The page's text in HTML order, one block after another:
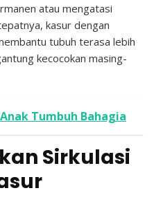
atau mengatasi
kasur dengan
tubuh terasa lebih
kecocokan masing-
Tumbuh Bahagia
Sirkulasi